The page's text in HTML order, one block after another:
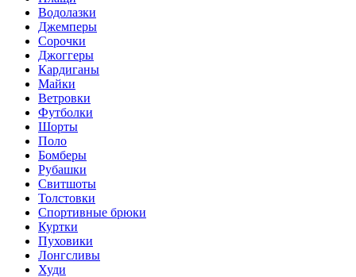
Водолазки
Джемперы
Сорочки
Джоггеры
Кардиганы
Майки
Ветровки
Футболки
Шорты
Поло
Бомберы
Рубашки
Свитшоты
Толстовки
Спортивные брюки
Куртки
Пуховики
Лонгсливы
Худи